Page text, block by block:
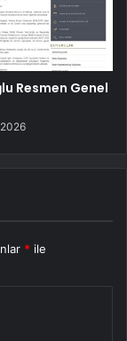
Resmen Genel
* ile